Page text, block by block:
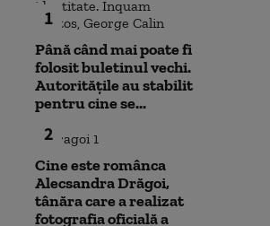
1
Până când mai poate fi
folosit buletinul vechi.
Autoritățile au stabilit
pentru cine se...
2
Cine este românca
Alecsandra Drăgoi,
tânăra care a realizat
fotografia oficială a